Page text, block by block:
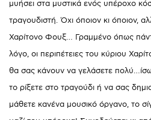
μυήσει στα μυστικά ενός υπέροχο
τραγουδιστή. Όχι όποιον κι όποιον,
Χαρίτονο Φουξ… Γραμμένο όπως
λόγο, οι περιπέτειες του κύριου
θα σας κάνουν να γελάσετε
το ρίξετε στο τραγούδι ή να σας
μάθετε κανένα μουσικό όργανο, το